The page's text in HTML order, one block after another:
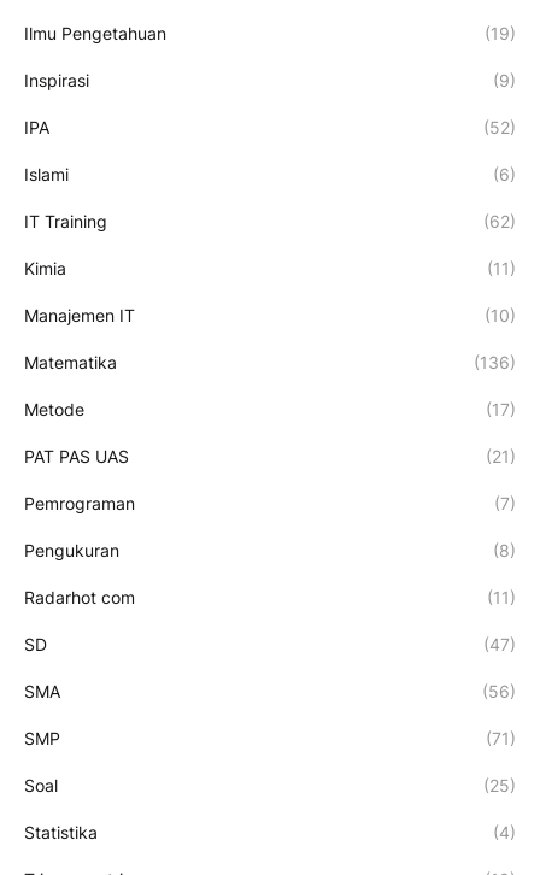
Ilmu Pengetahuan (19)
Inspirasi (9)
IPA (52)
Islami (6)
IT Training (62)
Kimia (11)
Manajemen IT (10)
Matematika (136)
Metode (17)
PAT PAS UAS (21)
Pemrograman (7)
Pengukuran (8)
Radarhot com (11)
SD (47)
SMA (56)
SMP (71)
Soal (25)
Statistika (4)